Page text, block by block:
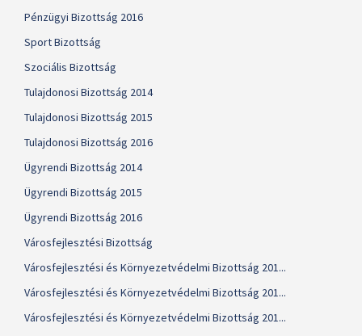
Pénzügyi Bizottság 2016
Sport Bizottság
Szociális Bizottság
Tulajdonosi Bizottság 2014
Tulajdonosi Bizottság 2015
Tulajdonosi Bizottság 2016
Ügyrendi Bizottság 2014
Ügyrendi Bizottság 2015
Ügyrendi Bizottság 2016
Városfejlesztési Bizottság
Városfejlesztési és Környezetvédelmi Bizottság 201...
Városfejlesztési és Környezetvédelmi Bizottság 201...
Városfejlesztési és Környezetvédelmi Bizottság 201...